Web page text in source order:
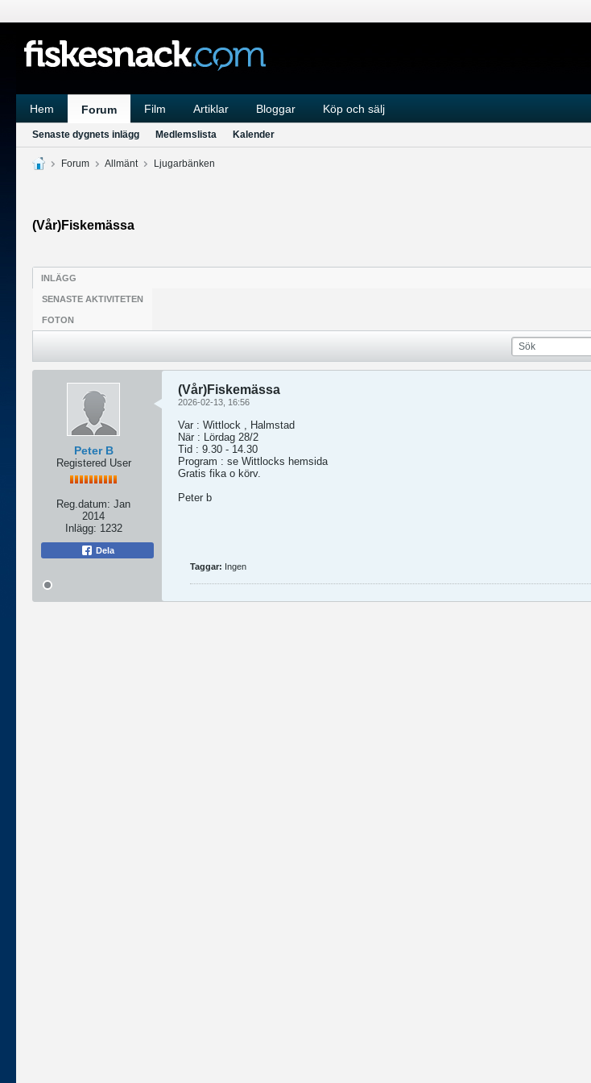
Hem Forum Film Artiklar Bloggar Köp och sälj
Senaste dygnets inlägg Medlemslista Kalender
Forum Allmänt Ljugarbänken
(Vår)Fiskemässa
INLÄGG
SENASTE AKTIVITETEN
FOTON
Peter B
Registered User
Reg.datum: Jan
2014
Inlägg: 1232
Dela
(Vår)Fiskemässa
2026-02-13, 16:56
Var : Wittlock , Halmstad
När : Lördag 28/2
Tid : 9.30 - 14.30
Program : se Wittlocks hemsida
Gratis fika o körv.
Peter b
Taggar: Ingen